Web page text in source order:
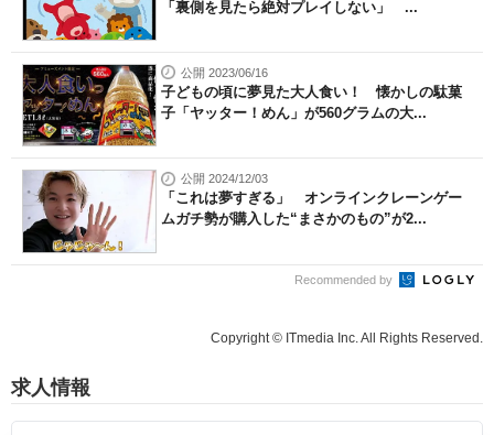
「裏側を見たら絶対プレイしない」 ...
公開 2023/06/16
子どもの頃に夢見た大人食い！ 懐かしの駄菓
子「ヤッター！めん」が560グラムの大...
公開 2024/12/03
「これは夢すぎる」 オンラインクレーンゲー
ムガチ勢が購入した“まさかのもの”が2...
Recommended by
Copyright © ITmedia Inc. All Rights Reserved.
求人情報